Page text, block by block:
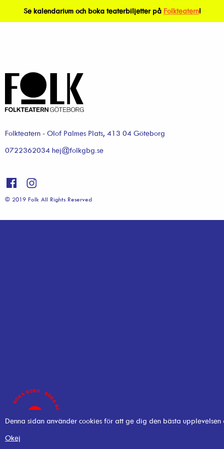
Se kalendarium och boka teaterbiljetter på Folkteatern!
Folkteatern - Olof Palmes Plats, 413 04 Göteborg
0722362034 hej@folkgbg.se
© 2019 Folk All Rights Reserved
Denna sidan använder cookies för att ge dig den bästa
Okej